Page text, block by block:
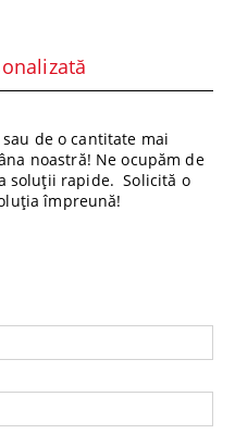
de o cantitate mai
noastră! Ne ocupăm de
soluții rapide. Solicită o
împreună!